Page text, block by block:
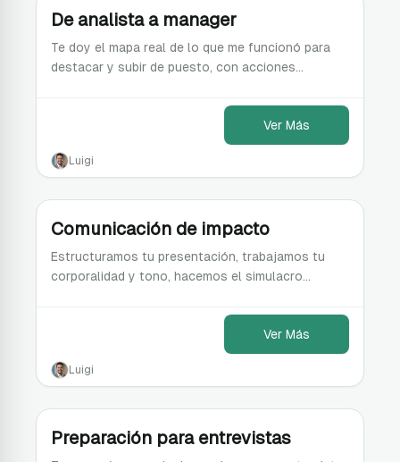
De analista a manager
Te doy el mapa real de lo que me funcionó para
destacar y subir de puesto, con acciones
Ver Más
Luigi
Comunicación de impacto
Estructuramos tu presentación, trabajamos tu
corporalidad y tono, hacemos el simulacro
Ver Más
Luigi
Preparación para entrevistas